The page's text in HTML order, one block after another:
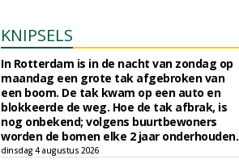
KNIPSELS
In Rotterdam is in de nacht van zondag op
maandag een grote tak afgebroken van
een boom. De tak kwam op een auto en
blokkeerde de weg. Hoe de tak afbrak, is
nog onbekend; volgens buurtbewoners
worden de bomen elke 2 jaar onderhouden.
dinsdag 4 augustus 2026